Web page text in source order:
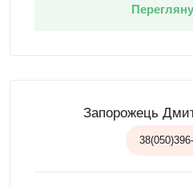
Запорожець